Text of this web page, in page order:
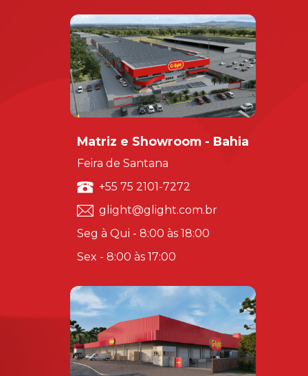
Matriz e Showroom - Bahia
Feira de Santana
+55 75 2101-7272
glight@glight.com.br
Seg à Qui - 8:00 às 18:00
Sex - 8:00 às 17:00